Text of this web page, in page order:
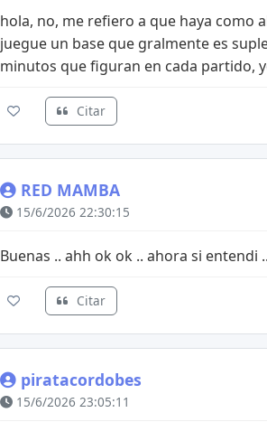
hola, no, me refiero a que haya como
juegue un base que gralmente es
minutos que figuran en cada partido,
Citar
RED MAMBA
15/6/2026 22:30:15
Buenas .. ahh ok ok .. ahora si entendi
Citar
piratacordobes
15/6/2026 23:05:11